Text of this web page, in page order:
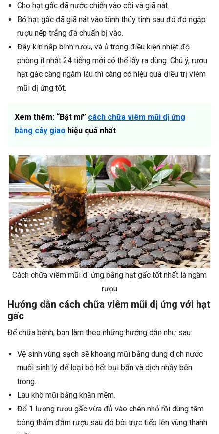
Cho hạt gấc đã nước chiến vào cối và giã nát.
Bỏ hạt gấc đã giã nát vào bình thủy tinh sau đó đó ngập
rượu nếp trắng đã chuẩn bị vào.
Đậy kín nắp bình rượu, và ủ trong điều kiện nhiệt độ
phòng ít nhất 24 tiếng mới có thể lấy ra dùng. Chú ý, rượu
hạt gấc càng ngâm lâu thì càng có hiệu quả điều trị viêm
mũi dị ứng tốt.
Xem thêm: “Bật mí” cách chữa viêm mũi dị ứng
bằng cây giao hiệu quả nhất
Cách chữa viêm mũi dị ứng bằng hạt gấc tốt nhất là ngâm
rượu
Hướng dẫn cách chữa viêm mũi dị ứng với hạt
gấc
Để chữa bệnh, bạn làm theo những hướng dẫn như sau:
Vệ sinh vùng sạch sẽ khoang mũi bằng dung dịch nước
muối sinh lý để loại bỏ hết bụi bẩn và dịch nhầy bên
trong.
Lau khô mũi bằng khăn mềm.
Đổ 1 lượng rượu gấc vừa đủ vào chén nhỏ rồi dùng tăm
bông thấm đẫm rượu sau đó bôi trực tiếp lên vùng thành